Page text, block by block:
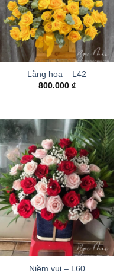
Lẵng hoa – L42
800.000 ₫
Niềm vui – L60